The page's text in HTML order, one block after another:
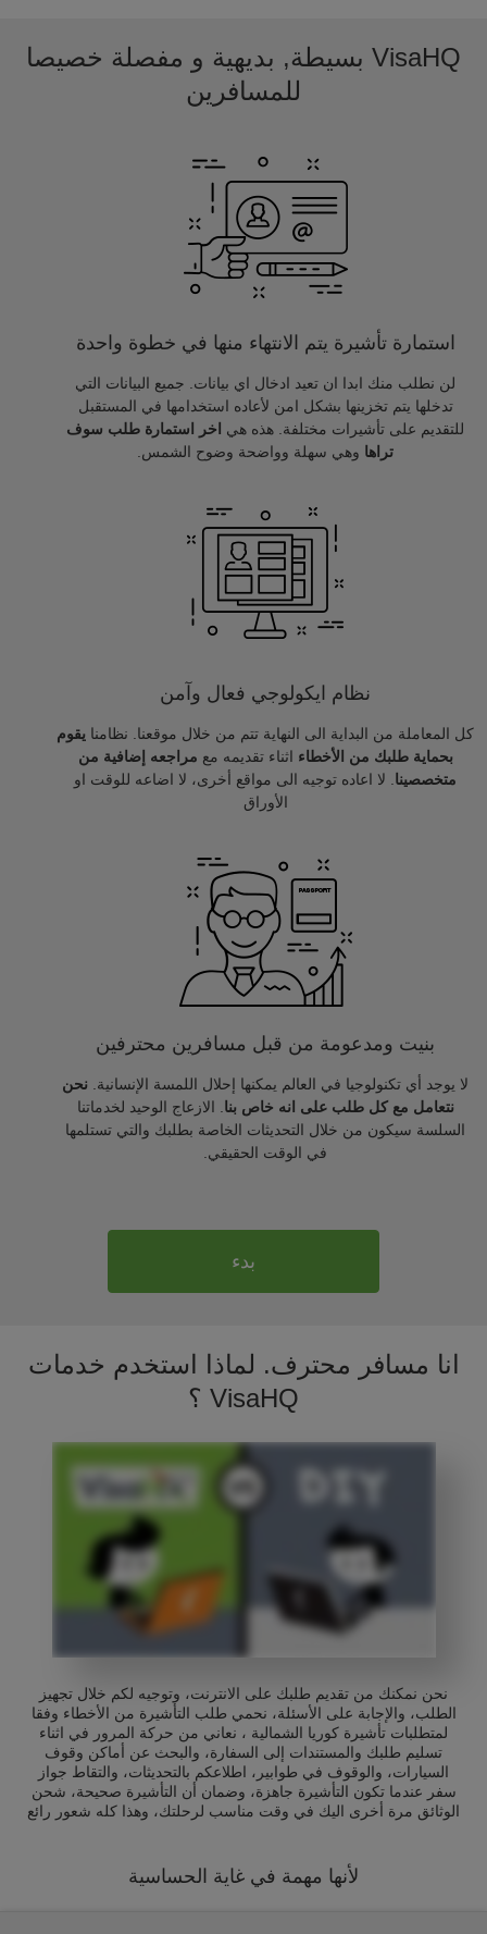
VisaHQ بسيطة, بديهية و مفصلة خصيصا
للمسافرين
استمارة تأشيرة يتم الانتهاء منها في خطوة واحدة
لن نطلب منك ابدا ان تعيد ادخال اي بيانات. جميع البيانات التي
تدخلها يتم تخزينها بشكل امن لأعاده استخدامها في المستقبل
للتقديم على تأشيرات مختلفة. هذه هي
اخر استمارة طلب سوف
تراها وهي سهلة وواضحة وضوح الشمس.
نظام ايكولوجي فعال وآمن
كل المعاملة من البداية الى النهاية تتم من خلال موقعنا. نظامنا يقوم
بحماية طلبك من الأخطاء اثناء تقديمه مع مراجعه إضافية من
متخصصينا . لا اعاده توجيه الى مواقع أخرى، لا اضاعه للوقت او
الأوراق
بنيت ومدعومة من قبل مسافرين محترفين
لا يوجد أي تكنولوجيا في العالم يمكنها إحلال اللمسة الإنسانية. نحن
نتعامل مع كل طلب على انه خاص بنا . الازعاج الوحيد لخدماتنا
السلسة سيكون من خلال التحديثات الخاصة بطلبك والتي تستلمها
في الوقت الحقيقي.
بدء
انا مسافر محترف. لماذا استخدم خدمات
VisaHQ ؟
نحن نمكنك من تقديم طلبك على الانترنت، وتوجيه لكم خلال تجهيز
الطلب، والإجابة على الأسئلة، نحمي طلب التأشيرة من الأخطاء وفقا
لمتطلبات تأشيرة كوريا الشمالية ، نعاني من حركة المرور في اثناء
تسليم طلبك والمستندات إلى السفارة، والبحث عن أماكن وقوف
السيارات، والوقوف في طوابير، اطلاعكم بالتحديثات، والتقاط جواز
سفر عندما تكون التأشيرة جاهزة، وضمان أن التأشيرة صحيحة، شحن
الوثائق مرة أخرى اليك في وقت مناسب لرحلتك، وهذا كله شعور رائع
لأنها مهمة في غاية الحساسية